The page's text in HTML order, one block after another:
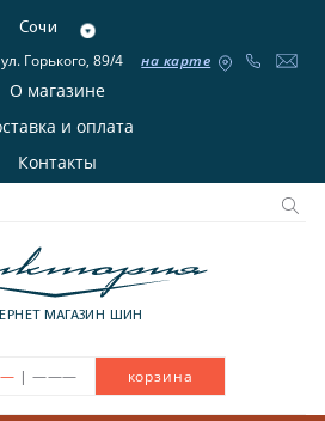
Сочи
Горького, 89/4 на карте
О магазине
и оплата
Контакты
МАГАЗИН ШИН
— | ——— корзина